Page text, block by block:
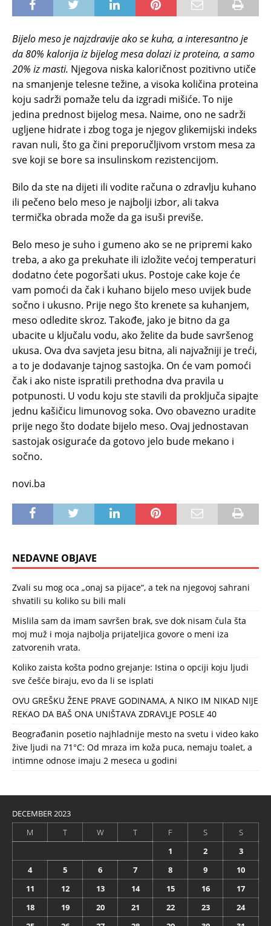
Bijelo meso je najzdravije ako se kuha, a interesantno je
da 80% kalorija iz bijelog mesa dolazi iz proteina, a samo
20% iz masti. Njegova niska kaloričnost pozitivno utiče
na smanjenje telesne težine, a visoka količina proteina
koju sadrži pomaže telu da izgradi mišiće. To nije
jedina prednost bijelog mesa. Naime, ono ne sadrži
ugljene hidrate i zbog toga je njegov glikemijski indeks
ravan nuli, što ga čini preporučljivom vrstom mesa za
sve koji se bore sa insulinskom rezistencijom.
Bilo da ste na dijeti ili vodite računa o zdravlju kuhano
ili pečeno belo meso je najbolji izbor, ali takva
termička obrada može da ga isuši previše.
Belo meso je suho i gumeno ako se ne pripremi kako
treba, a ako ga prekuhate ili izložite većoj temperaturi
dodatno ćete pogoršati ukus. Postoje cake koje će
vam pomoći da čak i kuhano bijelo meso uvijek bude
sočno i ukusno. Prije nego što krenete sa kuhanjem,
meso odledite skroz. Takođe, jako je bitno da ga
ubacite u ključalu vodu, ako želite da bude savršenog
ukusa. Ova dva savjeta jesu bitna, ali najvažniji je treći,
a to je dodavanje tajnog sastojka. On će vam pomoći
čak i ako niste ispratili prethodna dva pravila u
potpunosti. U vodu koju ste stavili da proključa sipajte
jednu kašičicu limunovog soka. Ovo obavezno uradite
prije nego što dodate bijelo meso. Ovaj jednostavan
sastojak osiguraće da gotovo jelo bude mekano i
sočno.
novi.ba
NEDAVNE OBJAVE
Zvali su mog oca „onaj sa pijace“, a tek na njegovoj sahrani
shvatili su koliko su bili mali
Mislila sam da imam savršen brak, sve dok nisam čula šta
moj muž i moja najbolja prijateljica govore o meni iza
zatvorenih vrata.
Koliko zaista košta podno grejanje: Istina o opciji koju ljudi
sve češće biraju, evo da li se isplati
OVU GREŠKU ŽENE PRAVE GODINAMA, A NIKO IM NIKAD NIJE
REKAO DA BAŠ ONA UNIŠTAVA ZDRAVLJE POSLE 40
Beograđanin posetio najhladnije mesto na svetu i video kako
žive ljudi na 71°C: Od mraza im koža puca, nemaju toalet, a
intimne odnose imaju 2 meseca u godini
DECEMBER 2023
M
T W T F S
S
1
2
3
4
5 6 7 8 9
10
11
12 13 14 15 16
17
18
19 20 21 22 23
24